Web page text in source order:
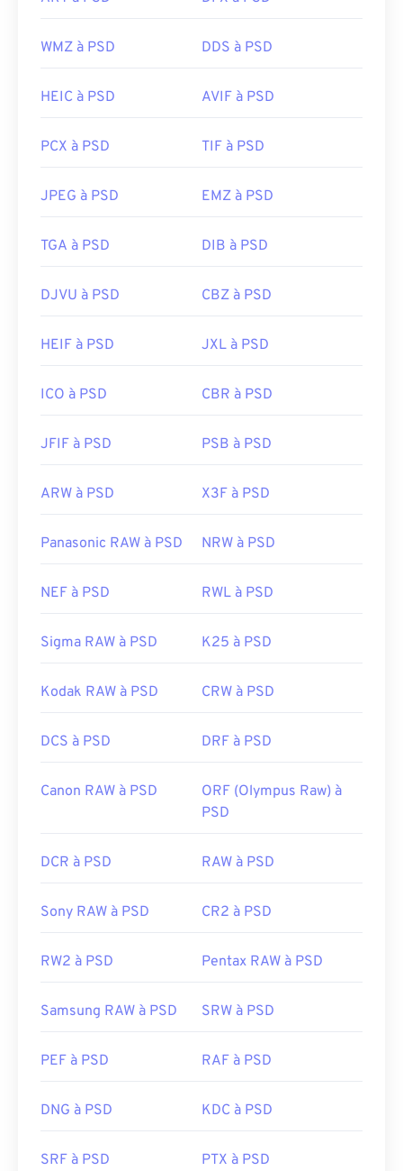
difficiles à transporter, stocker ou partager. Pour
convertis dans un format capable de compresser
au format JPEG
, qui offreune compression avec
Développé par :
Adobe Inc.
Liens utiles:
WMZ à PSD DDS à PSD
HEIC à PSD AVIF à PSD
PCX à PSD TIF à PSD
JPEG à PSD EMZ à PSD
TGA à PSD DIB à PSD
DJVU à PSD CBZ à PSD
HEIF à PSD JXL à PSD
ICO à PSD CBR à PSD
JFIF à PSD PSB à PSD
ARW à PSD X3F à PSD
Panasonic RAW à PSD NRW à PSD
NEF à PSD RWL à PSD
Sigma RAW à PSD K25 à PSD
Kodak RAW à PSD CRW à PSD
DCS à PSD DRF à PSD
Canon RAW à PSD
ORF (Olympus Raw) à
PSD
DCR à PSD RAW à PSD
Sony RAW à PSD CR2 à PSD
RW2 à PSD Pentax RAW à PSD
Samsung RAW à PSD SRW à PSD
PEF à PSD RAF à PSD
DNG à PSD KDC à PSD
SRF à PSD PTX à PSD